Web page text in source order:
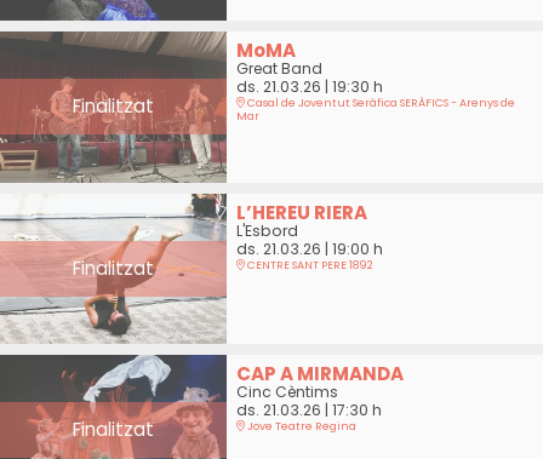
Finalitzat
MoMA
Great Band
ds. 21.03.26 | 19:30 h
Casal de Joventut Seràfica SERÀFICS - Arenys de
Mar
Finalitzat
L’HEREU RIERA
L'Esbord
ds. 21.03.26 | 19:00 h
CENTRE SANT PERE 1892
Finalitzat
CAP A MIRMANDA
Cinc Cèntims
ds. 21.03.26 | 17:30 h
Jove Teatre Regina